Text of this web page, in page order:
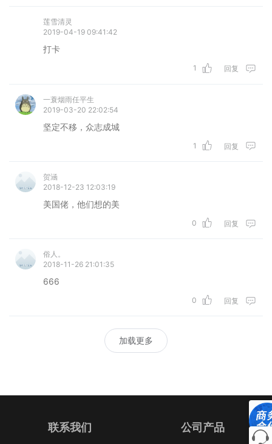
莲雪清灵
2019-04-19 09:41:42
打卡
1 回复
一蓑烟雨任平生
2019-03-20 22:02:54
坚定不移，众志成城
1 回复
贺涵
2018-12-23 12:03:19
美国佬，他们想的美
0 回复
俗人。
2018-11-26 21:01:35
666
0 回复
加载更多
联系我们 公司产品